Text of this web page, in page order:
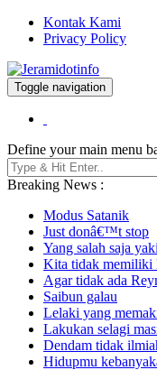
Kontak Kami
Privacy Policy
Berita dan Informasi
Toggle navigation
Define your main menu
Breaking News :
Modus Satanik
Just donâ€™t stop
Yang salah saja
Kita tidak memiliki
Agar tidak ada
Saibun galau
Lelaki yang
Lakukan selagi
Dendam tidak
Hidupmu